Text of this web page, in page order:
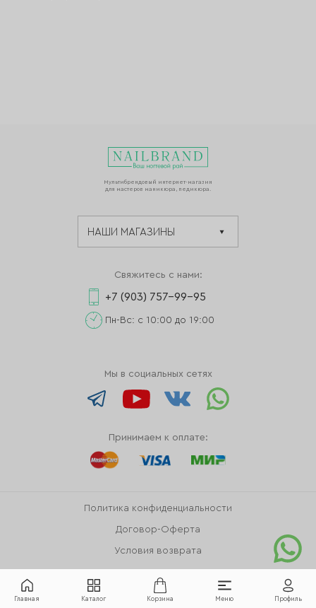
Мультибрендовый интернет-магазин
для мастеров маникюра, педикюра.
Свяжитесь с нами:
+7 (903) 757-99-95
Пн-Вс: с 10:00 до 19:00
Мы в социальных сетях
Принимаем к оплате:
Политика конфиденциальности
Договор-Оферта
Условия возврата
Главная Каталог Корзина Меню Профиль